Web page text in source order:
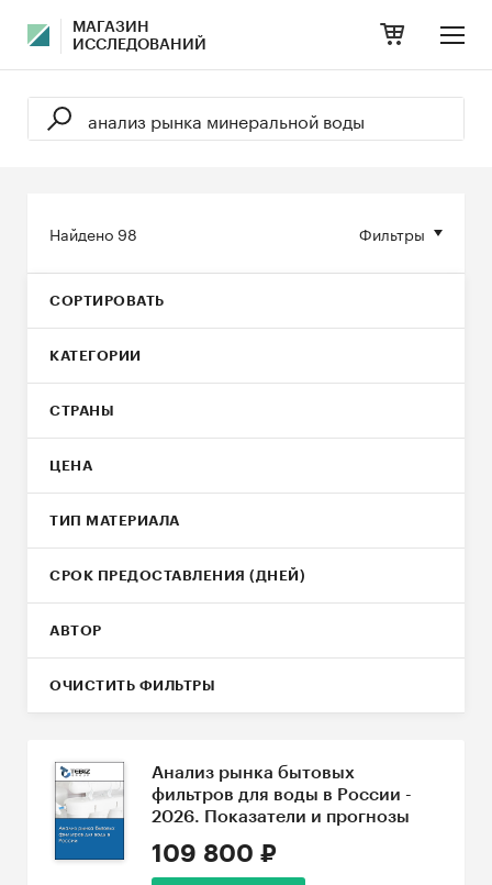
МАГАЗИН
ИССЛЕДОВАНИЙ
Фильтры
Найдено 98
СОРТИРОВАТЬ
КАТЕГОРИИ
СТРАНЫ
ЦЕНА
ТИП МАТЕРИАЛА
СРОК ПРЕДОСТАВЛЕНИЯ (ДНЕЙ)
АВТОР
ОЧИСТИТЬ ФИЛЬТРЫ
Анализ рынка бытовых
фильтров для воды в России -
2026. Показатели и прогнозы
109 800 ₽